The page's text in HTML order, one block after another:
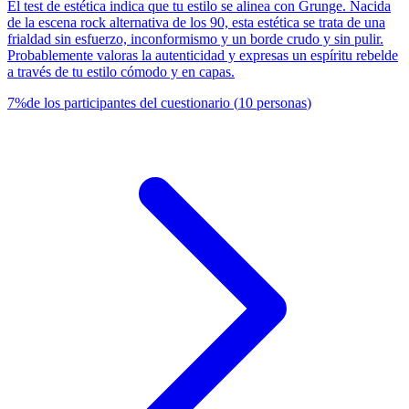
El test de estética indica que tu estilo se alinea con Grunge. Nacida
de la escena rock alternativa de los 90, esta estética se trata de una
frialdad sin esfuerzo, inconformismo y un borde crudo y sin pulir.
Probablemente valoras la autenticidad y expresas un espíritu rebelde
a través de tu estilo cómodo y en capas.
7%de los participantes del cuestionario (10 personas)